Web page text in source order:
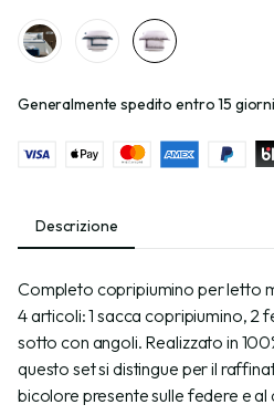
Generalmente spedito entro 15
Descrizione
Completo copripiumino per letto
4 articoli: 1 sacca copripiumino, 2
sotto con angoli. Realizzato in
questo set si distingue per il
bicolore presente sulle federe e al